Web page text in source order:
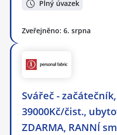
Plný úvazek
Zveřejněno: 6. srpna
Svářeč -
39000Kč/čist.,
ZDARMA, RANNÍ